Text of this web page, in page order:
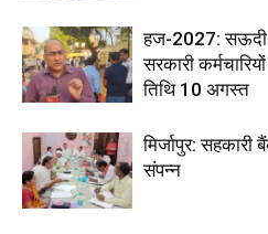
हज-2027: सऊदी
सरकारी
तिथि 10 अगस्त
मिर्जापुर:
संपन्न